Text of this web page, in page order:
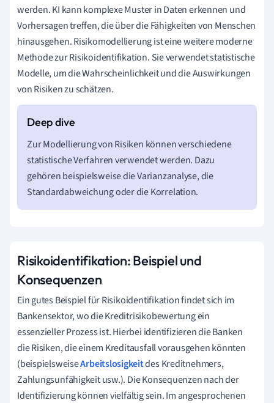
werden. KI kann komplexe Muster in Daten erkennen und
Vorhersagen treffen, die über die Fähigkeiten von Menschen
hinausgehen. Risikomodellierung ist eine weitere moderne
Methode zur Risikoidentifikation. Sie verwendet statistische
Modelle, um die Wahrscheinlichkeit und die Auswirkungen
von Risiken zu schätzen.
Zur Modellierung von Risiken können verschiedene
statistische Verfahren verwendet werden. Dazu
gehören beispielsweise die Varianzanalyse, die
Standardabweichung oder die Korrelation.
Risikoidentifikation: Beispiel und
Konsequenzen
Ein gutes Beispiel für Risikoidentifikation findet sich im
Bankensektor, wo die Kreditrisikobewertung ein
essenzieller Prozess ist. Hierbei identifizieren die Banken
die Risiken, die einem Kreditausfall vorausgehen könnten
(beispielsweiseArbeitslosigkeitdes Kreditnehmers,
Zahlungsunfähigkeit usw.). Die Konsequenzen nach der
Identifizierung können vielfältig sein. Im angesprochenen